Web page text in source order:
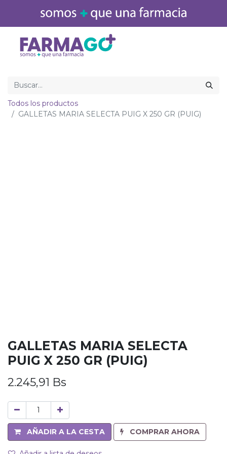
Todos los productos
GALLETAS MARIA SELECTA PUIG X 250 GR (PUIG)
GALLETAS MARIA SELECTA
PUIG X 250 GR (PUIG)
2.245,91 Bs
AÑADIR A LA CESTA COMPRAR AHORA